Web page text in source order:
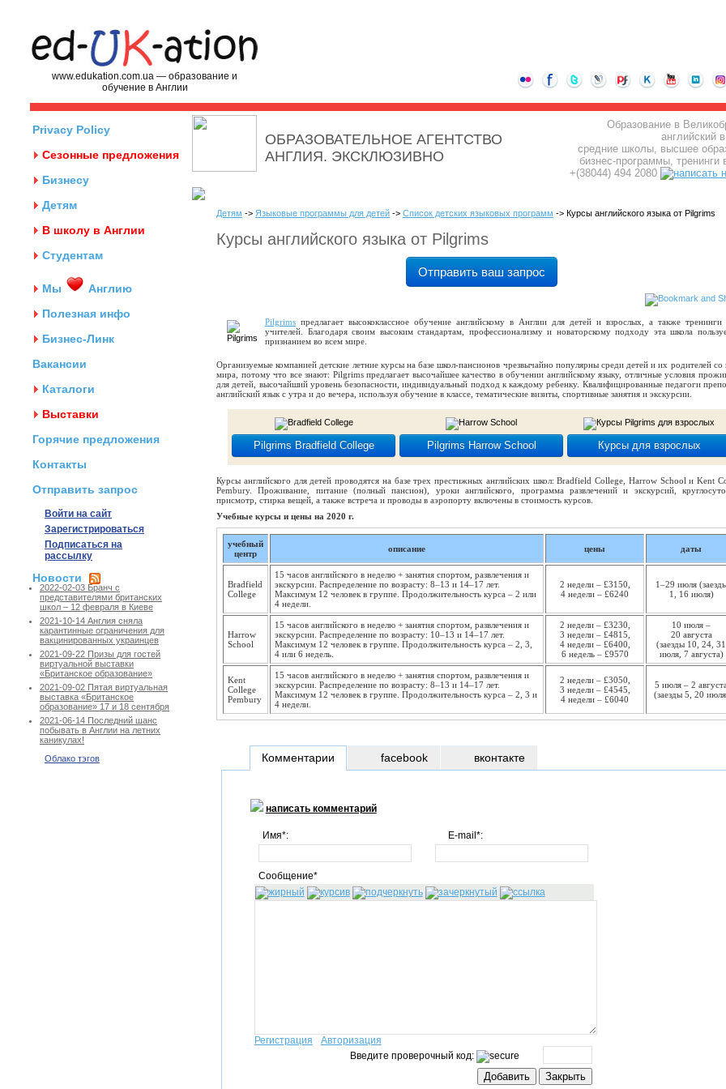
www.edukation.com.ua — образование и
обучение в Англии
Privacy Policy
Сезонные предложения
Бизнесу
Детям
В школу в Англии
Студентам
Мы
Англию
Полезная инфо
Бизнес-Линк
Вакансии
Каталоги
Выставки
Горячие предложения
Контакты
Отправить запрос
Войти на сайт
Зарегистрироваться
Подписаться на
рассылку
Новости
2022-02-03 Бранч с
представителями британских
школ – 12 февраля в Киеве
2021-10-14 Англия сняла
карантинные ограничения для
вакцинированных украинцев
2021-09-22 Призы для гостей
виртуальной выставки
«Британское образование»
2021-09-02 Пятая виртуальная
выставка «Британское
образование» 17 и 18 сентября
2021-06-14 Последний шанс
побывать в Англии на летних
каникулах!
Облако тэгов
ОБРАЗОВАТЕЛЬНОЕ АГЕНТСТВО
АНГЛИЯ. ЭКСКЛЮЗИВНО
Образование в
английский
средние школы, высшее
бизнес-программы, тренинги
+(38044) 494 2080
Детям -> Языковые программы для детей -> Список детских языковых программ -> Курсы английского языка от Pilgrims
Курсы английского языка от Pilgrims
Отправить ваш запрос
Pilgrims предлагает высококлассное обучение английскому в Англии для детей и взрослых, а также тренинги
учителей. Благодаря своим высоким стандартам, профессионализму и новаторскому подходу эта школа
признанием во всем мире.
Организуемые компанией детские летние курсы на базе школ-пансионов чрезвычайно популярны среди детей и их родителей со
мира, потому что все знают: Pilgrims предлагает высочайшее качество в обучении английскому языку, отличные условия
для детей, высочайший уровень безопасности, индивидуальный подход к каждому ребенку. Квалифицированные педагоги
английский язык с утра и до вечера, используя обучение в классе, тематические визиты, спортивные занятия и экскурсии.
Pilgrims Bradfield College Pilgrims Harrow School Курсы для взрослых
Курсы английского для детей проводятся на базе трех престижных английских школ: Bradfield College, Harrow School и Kent
Pembury. Проживание, питание (полный пансион), уроки английского, программа развлечений и экскурсий,
присмотр, стирка вещей, а также встреча и проводы в аэропорту включены в стоимость курсов.
Учебные курсы и цены на 2020 г.
учебный
центр
описание цены даты
Bradfield
College
15 часов английского в неделю + занятия спортом, развлечения и
экскурсии. Распределение по возрасту: 8–13 и 14–17 лет.
Максимум 12 человек в группе. Продолжительность курса – 2 или
4 недели.
2 недели – £3150,
4 недели – £6240
1–29 июля
1, 16 июля)
Harrow
School
15 часов английского в неделю + занятия спортом, развлечения и
экскурсии. Распределение по возрасту: 10–13 и 14–17 лет.
Максимум 12 человек в группе. Продолжительность курса – 2, 3,
4 или 6 недель.
2 недели – £3230,
3 недели – £4815,
4 недели – £6400,
6 недель – £9570
10 июля –
20 августа
(заезды 10, 24, 31
июля, 7 августа)
Kent
College
Pembury
15 часов английского в неделю + занятия спортом, развлечения и
экскурсии. Распределение по возрасту: 8–13 и 14–17 лет.
Максимум 12 человек в группе. Продолжительность курса – 2, 3 и
4 недели.
2 недели – £3050,
3 недели – £4545,
4 недели – £6040
5 июля – 2 августа
(заезды 5, 20
Комментарии
написать комментарий
Имя*: E-mail*:
Сообщение*
Регистрация
Авторизация
Введите проверочный код:
facebook вконтакте